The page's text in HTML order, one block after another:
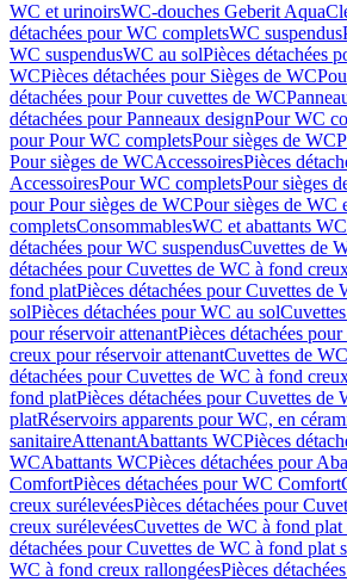
WC et urinoirsWC-douches Geberit
détachées pour WC completsWC suspendus
WC suspendusWC au solPièces détachées
WCPièces détachées pour Sièges de WC
détachées pour Pour cuvettes de WC
détachées pour Panneaux designPour WC
pour Pour WC completsPour sièges de WC
Pour sièges de WCAccessoiresPièces
AccessoiresPour WC completsPour sièges
pour Pour sièges de WCPour sièges de WC
completsConsommablesWC et abattants WC
détachées pour WC suspendusCuvettes de
détachées pour Cuvettes de WC à fond
fond platPièces détachées pour Cuvettes de
solPièces détachées pour WC au sol
pour réservoir attenantPièces détachées
creux pour réservoir attenantCuvettes de
détachées pour Cuvettes de WC à fond
fond platPièces détachées pour Cuvettes de
platRéservoirs apparents pour WC, en
sanitaireAttenantAbattants WCPièces
WCAbattants WCPièces détachées pour
ComfortPièces détachées pour WC Comfort
creux surélevéesPièces détachées pour
creux surélevéesCuvettes de WC à fond plat
détachées pour Cuvettes de WC à fond plat
WC à fond creux rallongéesPièces